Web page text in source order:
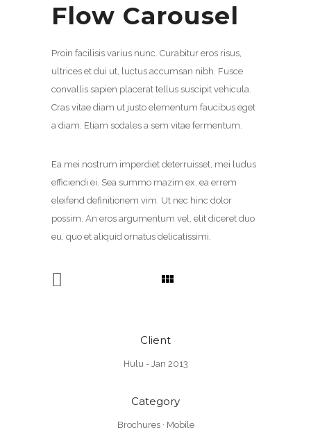
Flow Carousel
Proin facilisis varius nunc. Curabitur eros risus,
ultrices et dui ut, luctus accumsan nibh. Fusce
convallis sapien placerat tellus suscipit vehicula.
Cras vitae diam ut justo elementum faucibus eget
a diam. Etiam sodales a sem vitae fermentum.
Ea mei nostrum imperdiet deterruisset, mei ludus
efficiendi ei. Sea summo mazim ex, ea errem
eleifend definitionem vim. Ut nec hinc dolor
possim. An eros argumentum vel, elit diceret duo
eu, quo et aliquid ornatus delicatissimi.
Client
Hulu - Jan 2013
Category
Brochures· Mobile